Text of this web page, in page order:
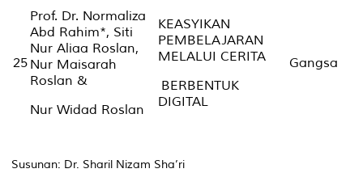
25
Prof. Dr. Normaliza
Abd Rahim*, Siti
Nur Aliaa Roslan,
Nur Maisarah
Roslan &
Nur Widad Roslan
KEASYIKAN
PEMBELAJARAN
MELALUI CERITA
BERBENTUK
DIGITAL
Gangsa
Susunan: Dr. Sharil Nizam Sha’ri